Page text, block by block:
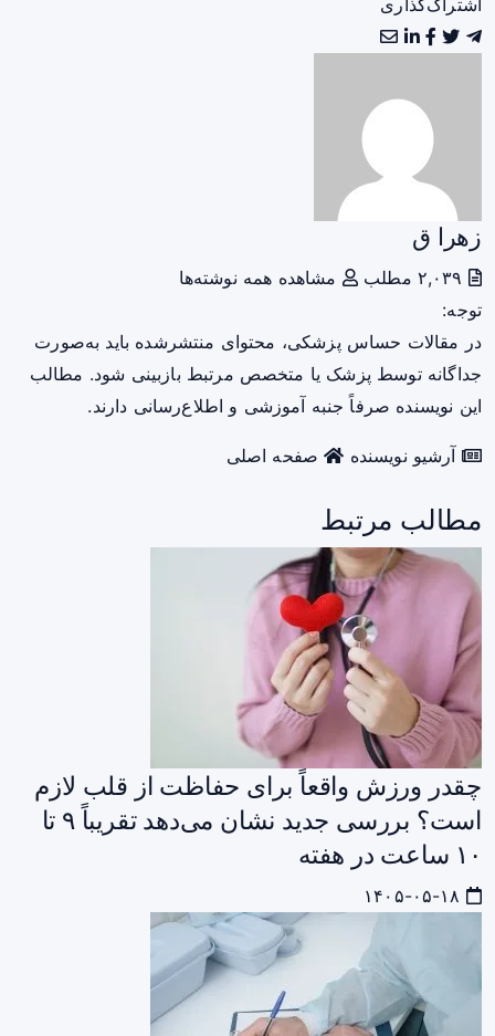
اشتراک‌گذاری
زهرا ق
مشاهده همه نوشته‌ها
توجه:
در مقالات حساس پزشکی، محتوای منتشرشده باید به‌صورت
جداگانه توسط پزشک یا متخصص مرتبط بازبینی شود. مطالب
این نویسنده صرفاً جنبه آموزشی و اطلاع‌رسانی دارند.
آرشیو نویسنده صفحه اصلی
مطالب مرتبط
چقدر ورزش واقعاً برای حفاظت از قلب لازم
است؟ بررسی جدید نشان می‌دهد تقریباً ۹ تا
۱۰ ساعت در هفته